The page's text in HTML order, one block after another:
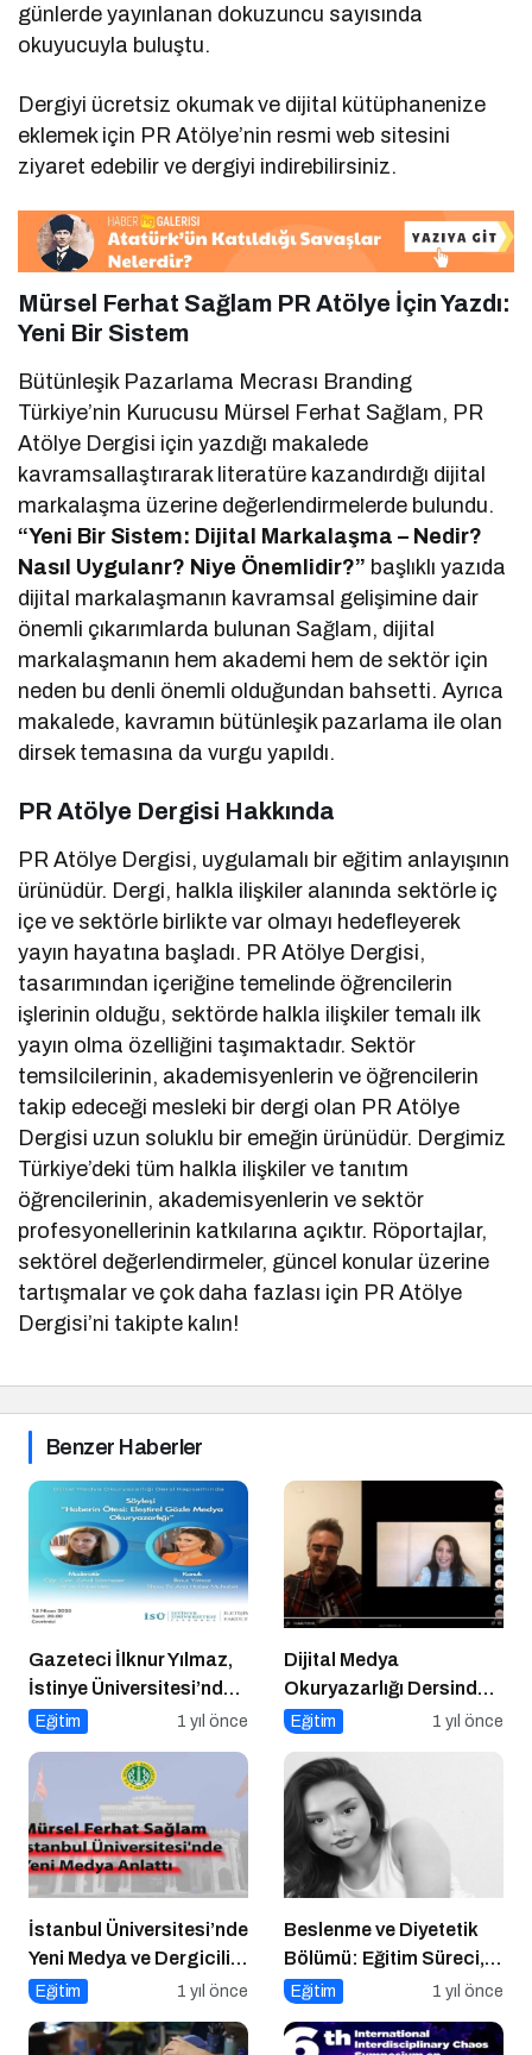
günlerde yayınlanan dokuzuncu sayısında
okuyucuyla buluştu.
Dergiyi ücretsiz okumak ve dijital kütüphanenize
eklemek için PR Atölye’nin resmi web sitesini
ziyaret edebilir ve dergiyi indirebilirsiniz.
Mürsel Ferhat Sağlam PR Atölye İçin Yazdı:
Yeni Bir Sistem
Bütünleşik Pazarlama Mecrası Branding
Türkiye’nin Kurucusu Mürsel Ferhat Sağlam, PR
Atölye Dergisi için yazdığı makalede
kavramsallaştırarak literatüre kazandırdığı dijital
markalaşma üzerine değerlendirmelerde bulundu.
“Yeni Bir Sistem: Dijital Markalaşma – Nedir?
Nasıl Uygulanr? Niye Önemlidir?” başlıklı yazıda
dijital markalaşmanın kavramsal gelişimine dair
önemli çıkarımlarda bulunan Sağlam, dijital
markalaşmanın hem akademi hem de sektör için
neden bu denli önemli olduğundan bahsetti. Ayrıca
makalede, kavramın bütünleşik pazarlama ile olan
dirsek temasına da vurgu yapıldı.
PR Atölye Dergisi Hakkında
PR Atölye Dergisi, uygulamalı bir eğitim anlayışının
ürünüdür. Dergi, halkla ilişkiler alanında sektörle iç
içe ve sektörle birlikte var olmayı hedefleyerek
yayın hayatına başladı. PR Atölye Dergisi,
tasarımından içeriğine temelinde öğrencilerin
işlerinin olduğu, sektörde halkla ilişkiler temalı ilk
yayın olma özelliğini taşımaktadır. Sektör
temsilcilerinin, akademisyenlerin ve öğrencilerin
takip edeceği mesleki bir dergi olan PR Atölye
Dergisi uzun soluklu bir emeğin ürünüdür. Dergimiz
Türkiye’deki tüm halkla ilişkiler ve tanıtım
öğrencilerinin, akademisyenlerin ve sektör
profesyonellerinin katkılarına açıktır. Röportajlar,
sektörel değerlendirmeler, güncel konular üzerine
tartışmalar ve çok daha fazlası için PR Atölye
Dergisi’ni takipte kalın!
Benzer Haberler
Gazeteci İlknur Yılmaz,
İstinye Üniversitesi’nde
Dijital Medya
Konuğu Oldu
Eğitim 1 yıl önce
Dijital Medya
Okuryazarlığı Dersinde
Dijital Markalaşma
Eğitim 1 yıl önce
İstanbul Üniversitesi’nde
Yeni Medya ve Dergicilik
Konuşuldu
Eğitim 1 yıl önce
Beslenme ve Diyetetik
Bölümü: Eğitim Süreci,
Kariyer Olanakları ve
Eğitim 1 yıl önce